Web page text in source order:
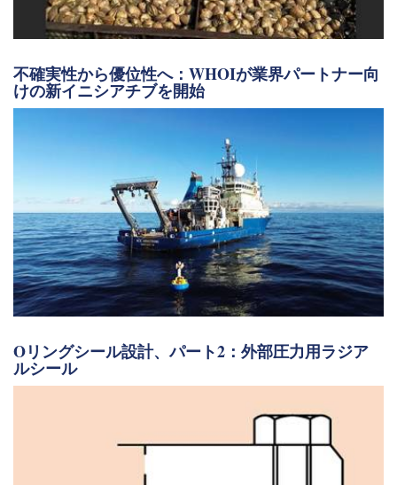
不確実性から優位性へ：WHOIが業界パートナー向
けの新イニシアチブを開始
Oリングシール設計、パート2：外部圧力用ラジア
ルシール